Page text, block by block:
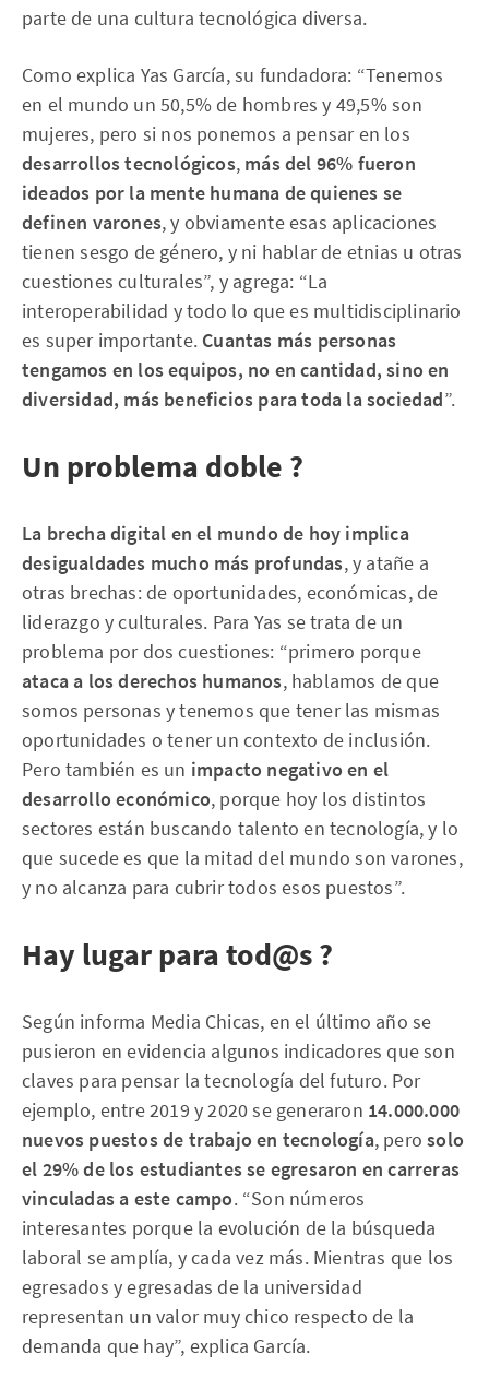
parte de una cultura tecnológica diversa.
Como explica Yas García, su fundadora: “Tenemos
en el mundo un 50,5% de hombres y 49,5% son
mujeres, pero si nos ponemos a pensar en los
desarrollos tecnológicos, más del 96% fueron
ideados por la mente humana de quienes se
definen varones, y obviamente esas aplicaciones
tienen sesgo de género, y ni hablar de etnias u otras
cuestiones culturales”, y agrega: “La
interoperabilidad y todo lo que es multidisciplinario
es super importante. Cuantas más personas
tengamos en los equipos, no en cantidad, sino en
diversidad, más beneficios para toda la sociedad”.
Un problema doble ?
La brecha digital en el mundo de hoy implica
desigualdades mucho más profundas, y atañe a
otras brechas: de oportunidades, económicas, de
liderazgo y culturales. Para Yas se trata de un
problema por dos cuestiones: “primero porque
ataca a los derechos humanos, hablamos de que
somos personas y tenemos que tener las mismas
oportunidades o tener un contexto de inclusión.
Pero también es un impacto negativo en el
desarrollo económico, porque hoy los distintos
sectores están buscando talento en tecnología, y lo
que sucede es que la mitad del mundo son varones,
y no alcanza para cubrir todos esos puestos”.
Hay lugar para tod@s ?
Según informa Media Chicas, en el último año se
pusieron en evidencia algunos indicadores que son
claves para pensar la tecnología del futuro. Por
ejemplo, entre 2019 y 2020 se generaron 14.000.000
nuevos puestos de trabajo en tecnología, perosolo
el 29% de los estudiantes se egresaron en carreras
vinculadas a este campo. “Son números
interesantes porque la evolución de la búsqueda
laboral se amplía, y cada vez más. Mientras que los
egresados y egresadas de la universidad
representan un valor muy chico respecto de la
demanda que hay”, explica García.